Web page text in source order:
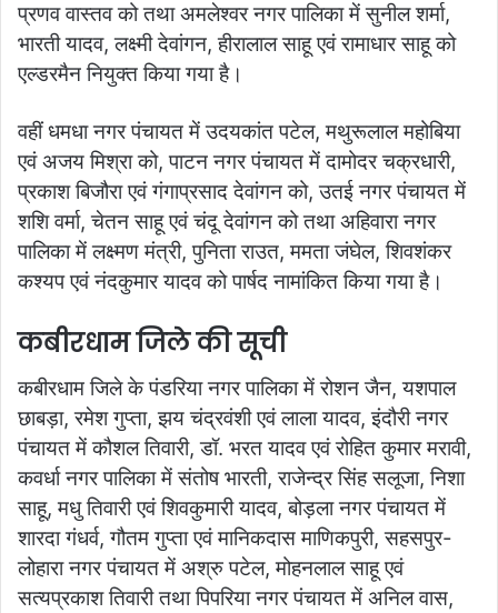
प्रणव वास्तव को तथा अमलेश्वर नगर पालिका में सुनील शर्मा,
भारती यादव, लक्ष्मी देवांगन, हीरालाल साहू एवं रामाधार साहू को
एल्डरमैन नियुक्त किया गया है।
वहीं धमधा नगर पंचायत में उदयकांत पटेल, मथुरूलाल महोबिया
एवं अजय मिश्रा को, पाटन नगर पंचायत में दामोदर चक्रधारी,
प्रकाश बिजौरा एवं गंगाप्रसाद देवांगन को, उतई नगर पंचायत में
शशि वर्मा, चेतन साहू एवं चंदू देवांगन को तथा अहिवारा नगर
पालिका में लक्ष्मण मंत्री, पुनिता राउत, ममता जंघेल, शिवशंकर
कश्यप एवं नंदकुमार यादव को पार्षद नामांकित किया गया है।
कबीरधाम जिले की सूची
कबीरधाम जिले के पंडरिया नगर पालिका में रोशन जैन, यशपाल
छाबड़ा, रमेश गुप्ता, झय चंद्रवंशी एवं लाला यादव, इंदौरी नगर
पंचायत में कौशल तिवारी, डॉ. भरत यादव एवं रोहित कुमार मरावी,
कवर्धा नगर पालिका में संतोष भारती, राजेन्द्र सिंह सलूजा, निशा
साहू, मधु तिवारी एवं शिवकुमारी यादव, बोड़ला नगर पंचायत में
शारदा गंधर्व, गौतम गुप्ता एवं मानिकदास माणिकपुरी, सहसपुर-
लोहारा नगर पंचायत में अश्रु पटेल, मोहनलाल साहू एवं
सत्यप्रकाश तिवारी तथा पिपरिया नगर पंचायत में अनिल वास,